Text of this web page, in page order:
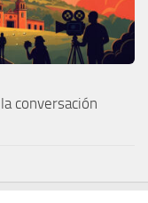
conversación